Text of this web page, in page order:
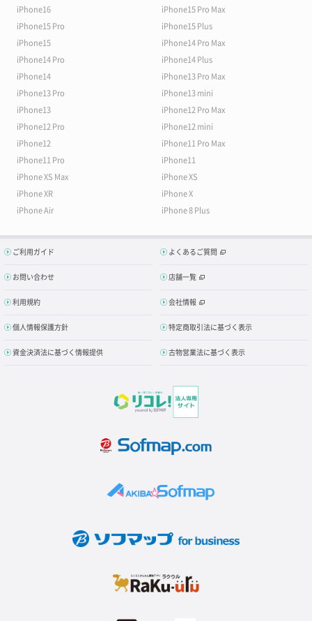
iPhone16
iPhone15 Pro Max
iPhone15 Pro
iPhone15 Plus
iPhone15
iPhone14 Pro Max
iPhone14 Pro
iPhone14 Plus
iPhone14
iPhone13 Pro Max
iPhone13 Pro
iPhone13 mini
iPhone13
iPhone12 Pro Max
iPhone12 Pro
iPhone12 mini
iPhone12
iPhone11 Pro Max
iPhone11 Pro
iPhone11
iPhone XS Max
iPhone XS
iPhone XR
iPhone X
iPhone Air
iPhone 8 Plus
ご利用ガイド よくあるご質問
お問い合わせ 店舗一覧
利用規約 会社情報
個人情報保護方針 特定商取引法に基づく表示
資金決済法に基づく情報提供 古物営業法に基づく表示